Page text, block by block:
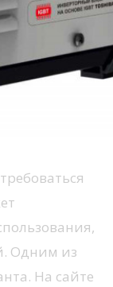
Одним из
На сайте